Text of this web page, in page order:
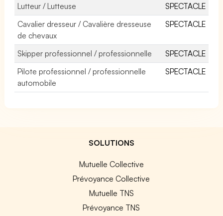
Lutteur / Lutteuse
SPECTACLE
Cavalier dresseur / Cavalière dresseuse
de chevaux
SPECTACLE
Skipper professionnel / professionnelle
SPECTACLE
Pilote professionnel / professionnelle
automobile
SPECTACLE
SOLUTIONS
Mutuelle Collective
Prévoyance Collective
Mutuelle TNS
Prévoyance TNS